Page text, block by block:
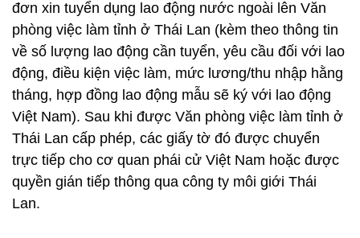
đơn xin tuyển dụng lao động nước ngoài lên Văn
phòng việc làm tỉnh ở Thái Lan (kèm theo thông tin
về số lượng lao động cần tuyển, yêu cầu đối với lao
động, điều kiện việc làm, mức lương/thu nhập hằng
tháng, hợp đồng lao động mẫu sẽ ký với lao động
Việt Nam). Sau khi được Văn phòng việc làm tỉnh ở
Thái Lan cấp phép, các giấy tờ đó được chuyển
trực tiếp cho cơ quan phái cử Việt Nam hoặc được
quyền gián tiếp thông qua công ty môi giới Thái
Lan.